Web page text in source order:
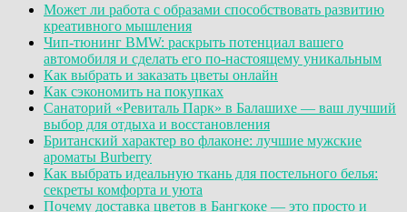
Может ли работа с образами способствовать развитию
креативного мышления
Чип-тюнинг BMW: раскрыть потенциал вашего
автомобиля и сделать его по-настоящему уникальным
Как выбрать и заказать цветы онлайн
Как сэкономить на покупках
Санаторий «Ревиталь Парк» в Балашихе — ваш лучший
выбор для отдыха и восстановления
Британский характер во флаконе: лучшие мужские
ароматы Burberry
Как выбрать идеальную ткань для постельного белья:
секреты комфорта и уюта
Почему доставка цветов в Бангкоке — это просто и